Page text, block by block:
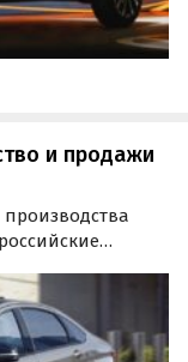
и продажи
показателем